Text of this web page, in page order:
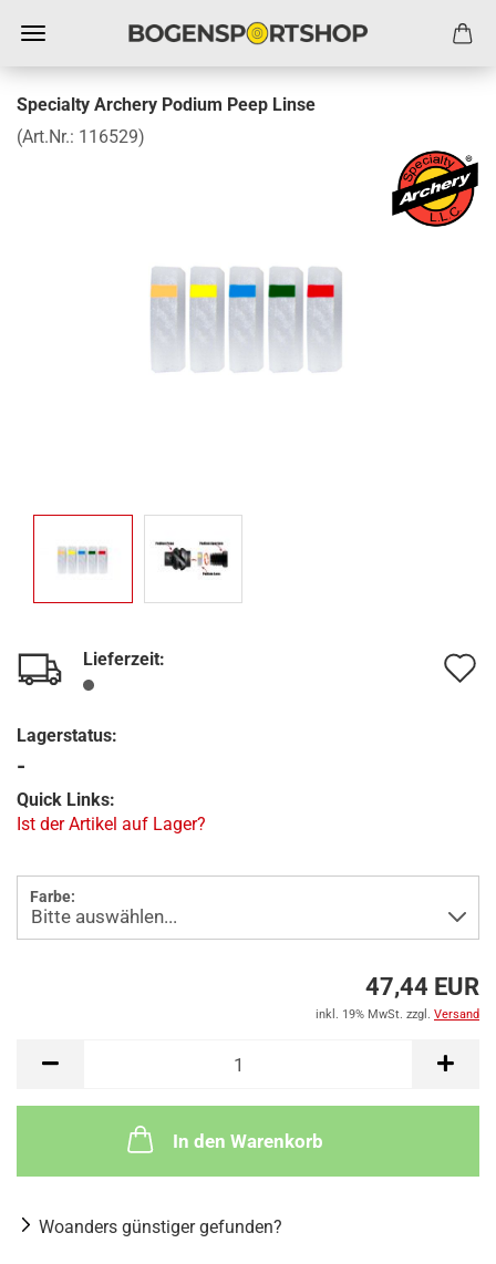
Specialty Archery Podium Peep Linse
(Art.Nr.: 116529)
Lieferzeit:
Lagerstatus:
-
Quick Links:
Ist der Artikel auf Lager?
Farbe:
47,44 EUR
inkl. 19% MwSt. zzgl. Versand
In den Warenkorb
Woanders günstiger gefunden?